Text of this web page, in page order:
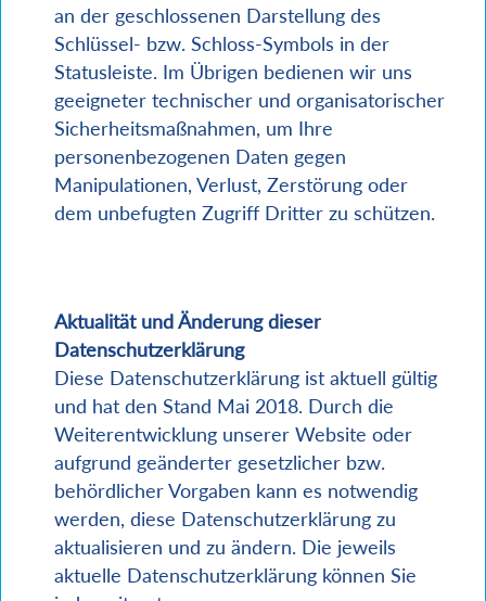
an der geschlossenen Darstellung des
Schlüssel- bzw. Schloss-Symbols in der
Statusleiste. Im Übrigen bedienen wir uns
geeigneter technischer und organisatorischer
Sicherheitsmaßnahmen, um Ihre
personenbezogenen Daten gegen
Manipulationen, Verlust, Zerstörung oder
dem unbefugten Zugriff Dritter zu schützen.
Aktualität und Änderung dieser
Datenschutzerklärung
Diese Datenschutzerklärung ist aktuell gültig
und hat den Stand Mai 2018. Durch die
Weiterentwicklung unserer Website oder
aufgrund geänderter gesetzlicher bzw.
behördlicher Vorgaben kann es notwendig
werden, diese Datenschutzerklärung zu
aktualisieren und zu ändern. Die jeweils
aktuelle Datenschutzerklärung können Sie